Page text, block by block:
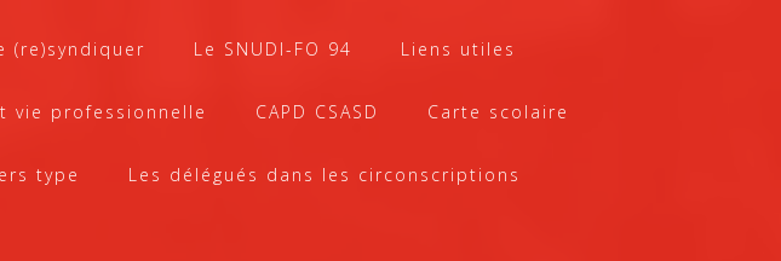
(re)syndiquer Le SNUDI-FO 94 Liens utiles
vie professionnelle CAPD CSASD Carte scolaire
type Les délégués dans les circonscriptions